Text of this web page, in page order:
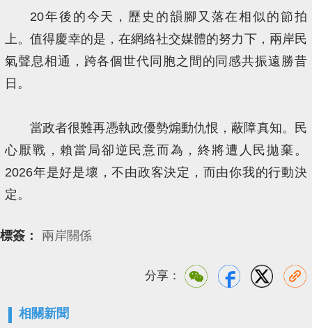
20年後的今天，歷史的韻腳又落在相似的節拍
上。值得慶幸的是，在網絡社交媒體的努力下，兩岸民
氣聲息相通，跨各個世代同胞之間的同感共振遠勝昔
日。
當政者很難再憑執政優勢煽動仇恨，蔽障真知。民
心厭戰，賴當局卻逆民意而為，終將遭人民拋棄。
2026年是好是壞，不由政客決定，而由你我的行動決
定。
標簽： 兩岸關係
分享：
相關新聞